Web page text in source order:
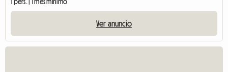
1 pers. | 1 mes mínimo
Ver anuncio